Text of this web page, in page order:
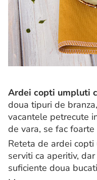
Ardei copti umpluti
doua tipuri de
vacantele petrecute
de vara, se fac
Reteta de ardei
serviti ca aperitiv,
suficiente doua